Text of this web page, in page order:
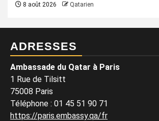
8 août 2026 Qatarien
ADRESSES
Ambassade du Qatar à Paris
1 Rue de Tilsitt
75008 Paris
Téléphone : 01 45 51 90 71
https://paris.embassy.qa/fr